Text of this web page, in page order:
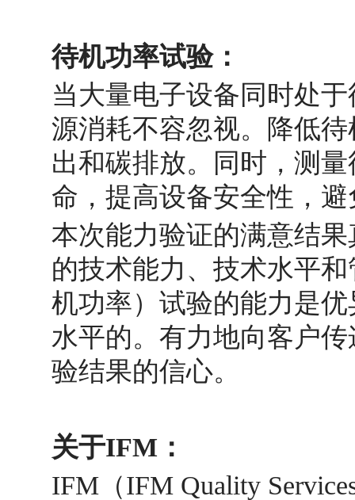
待机功率试验：
当大量电子设备同时处
源消耗不容忽视。降低
出和碳排放。同时，测
命，提高设备安全性，
本次能力验证的满意结
的技术能力、技术水平和
机功率）试验的能力是
水平的。有力地向客户
验结果的信心。
关于IFM：
IFM（IFM Quality